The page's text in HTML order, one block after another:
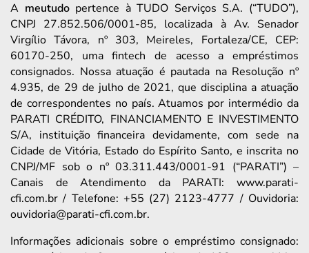
A meutudopertence à TUDO Serviços S.A. (“TUDO”),
CNPJ 27.852.506/0001-85, localizada à Av. Senador
Virgílio Távora, nº 303, Meireles, Fortaleza/CE, CEP:
60170-250, uma fintech de acesso a empréstimos
consignados. Nossa atuação é pautada na Resolução nº
4.935, de 29 de julho de 2021, que disciplina a atuação
de correspondentes no país. Atuamos por intermédio da
PARATI CRÉDITO, FINANCIAMENTO E INVESTIMENTO
S/A, instituição financeira devidamente, com sede na
Cidade de Vitória, Estado do Espírito Santo, e inscrita no
CNPJ/MF sob o nº 03.311.443/0001-91 (“PARATI”) –
Canais de Atendimento da PARATI: www.parati-
cfi.com.br / Telefone: +55 (27) 2123-4777 / Ouvidoria:
ouvidoria@parati-cfi.com.br.
Informações adicionais sobre o empréstimo consignado: